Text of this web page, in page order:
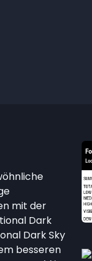
mit der
Dark
Dark Sky
besseren